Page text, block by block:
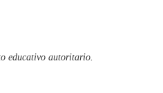
educativo autoritario.